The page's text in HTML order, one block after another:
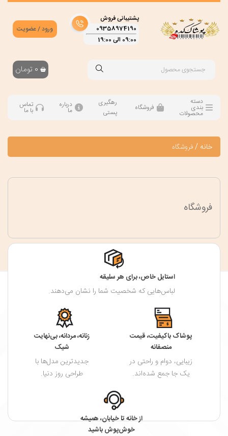
پشتیبانی فروش
09358974190
09:00 الی 19:00
ورود / عضویت
0 تومان
دسته
بندی
محصولات
فروشگاه
رهگیری
پستی
درباره
ما
تماس
با ما
خانه /فروشگاه
فروشگاه
استایل خاص، برای هر سلیقه
لباس‌هایی که شخصیت شما را نشان می‌دهند.
پوشاک باکیفیت، قیمت
منصفانه
زیبایی، دوام و راحتی در
یک جا جمع شده‌اند.
زنانه، مردانه، بی‌نهایت
شیک
جدیدترین مدل‌ها با
طراحی روز دنیا.
از خانه تا خیابان، همیشه
خوش‌پوش باشید